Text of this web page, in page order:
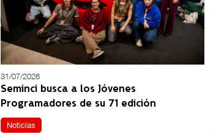
31/07/2026
Seminci busca a los Jóvenes
Programadores de su 71 edición
Noticias